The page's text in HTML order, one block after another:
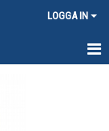
LOGGA IN